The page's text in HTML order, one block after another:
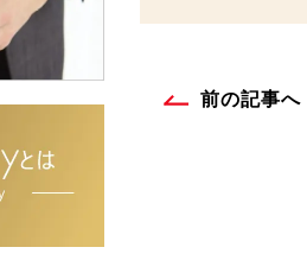
前の記事へ